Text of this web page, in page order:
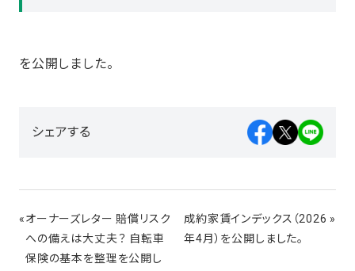
を公開しました。
シェアする
«オーナーズレター 賠償リスク
への備えは大丈夫？ 自転車
保険の基本を整理を公開し
成約家賃インデックス（2026
年4月）を公開しました。
»